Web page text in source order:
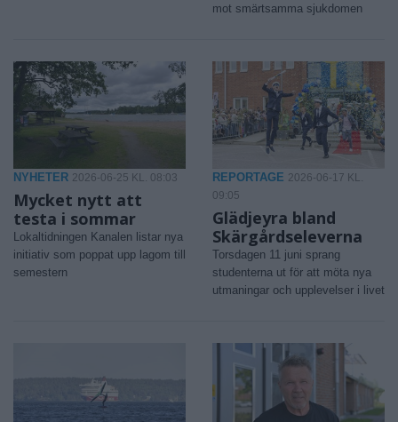
mot smärtsamma sjukdomen
NYHETER 2026-06-25 KL. 08:03
Mycket nytt att
testa i sommar
Lokaltidningen Kanalen listar nya
initiativ som poppat upp lagom till
semestern
REPORTAGE 2026-06-17 KL.
09:05
Glädjeyra bland
Skärgårdseleverna
Torsdagen 11 juni sprang
studenterna ut för att möta nya
utmaningar och upplevelser i livet